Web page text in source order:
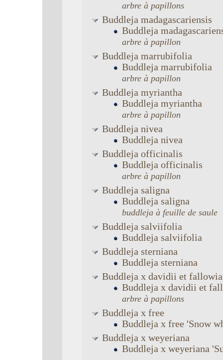
arbre à papillons
Buddleja madagascariensis
Buddleja
arbre à papillon
Buddleja marrubifolia
Buddleja marrubifolia
arbre à papillon
Buddleja myriantha
Buddleja myriantha
arbre à papillon
Buddleja nivea
Buddleja nivea
Buddleja officinalis
Buddleja officinalis
arbre à papillon
Buddleja saligna
Buddleja saligna
buddleja à feuille de saule
Buddleja salviifolia
Buddleja salviifolia
Buddleja sterniana
Buddleja sterniana
Buddleja x davidii et
Buddleja x davidii et
arbre à papillons
Buddleja x free
Buddleja x free 'Snow
Buddleja x weyeriana
Buddleja x weyeriana